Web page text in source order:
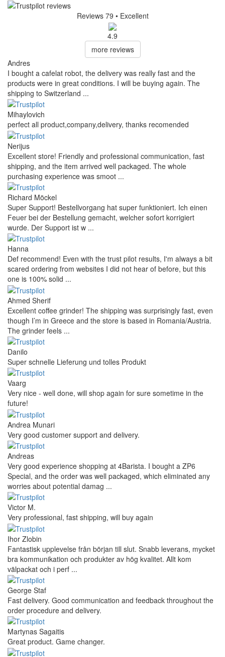
Reviews 79 • Excellent
4.9
more reviews
Andres
I bought a cafelat robot, the delivery was really fast and the
products were in great conditions. I will be buying again. The
shipping to Switzerland ...
Mihaylovich
perfect all product,company,delivery, thanks recomended
Nerijus
Excellent store! Friendly and professional communication, fast
shipping, and the item arrived well packaged. The whole
purchasing experience was smoot ...
Richard Möckel
Super Support! Bestellvorgang hat super funktioniert. Ich einen
Feuer bei der Bestellung gemacht, welcher sofort korrigiert
wurde. Der Support ist w ...
Hanna
Def recommend! Even with the trust pilot results, I'm always a bit
scared ordering from websites I did not hear of before, but this
one is 100% solid ...
Ahmed Sherif
Excellent coffee grinder! The shipping was surprisingly fast, even
though I’m in Greece and the store is based in Romania/Austria.
The grinder feels ...
Danilo
Super schnelle Lieferung und tolles Produkt
Vaarg
Very nice - well done, will shop again for sure sometime in the
future!
Andrea Munari
Very good customer support and delivery.
Andreas
Very good experience shopping at 4Barista. I bought a ZP6
Special, and the order was well packaged, which eliminated any
worries about potential damag ...
Victor M.
Very professional, fast shipping, will buy again
Ihor Zlobin
Fantastisk upplevelse från början till slut. Snabb leverans, mycket
bra kommunikation och produkter av hög kvalitet. Allt kom
välpackat och i perf ...
George Staf
Fast delivery. Good communication and feedback throughout the
order procedure and delivery.
Martynas Sagaitis
Great product. Game changer.